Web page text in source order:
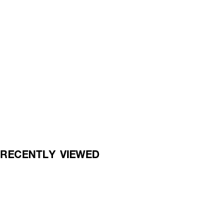
RECENTLY VIEWED